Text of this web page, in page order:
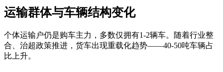
运输群体与车辆结构变化
个体运输户仍是购车主力，多数仅拥有1-2辆车。随着行业整
合、治超政策推进，货车出现重载化趋势——40-50吨车辆占
比上升。